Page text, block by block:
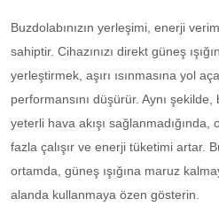
Buzdolabınızın yerleşimi, enerji
sahiptir. Cihazınızı direkt güneş
yerleştirmek, aşırı ısınmasına yol
performansını düşürür. Aynı şekilde,
yeterli hava akışı
fazla çalışır ve enerji tüketimi artar.
ortamda, güneş ışığına maruz
alanda kullanmaya özen gösterin.